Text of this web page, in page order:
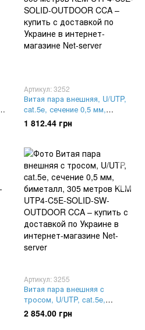
Артикул: 3252
Витая пара внешняя, U/UTP,
cat.5e, сечение 0,5 мм,
биметалл, 305 метров KLM
UTP4-C5E-SOLID-OUTDOOR
1 812.44 грн
Артикул: 3255
Витая пара внешняя c
тросом, U/UTP, cat.5e,
сечение 0,5 мм, биметалл, 305
метров KLM UTP4-C5E-SOLID-
2 854.00 грн